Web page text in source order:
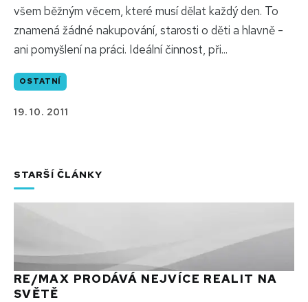
všem běžným věcem, které musí dělat každý den. To
znamená žádné nakupování, starosti o děti a hlavně -
ani pomyšlení na práci. Ideální činnost, při...
OSTATNÍ
19. 10. 2011
STARŠÍ ČLÁNKY
RE/MAX PRODÁVÁ NEJVÍCE REALIT NA
SVĚTĚ